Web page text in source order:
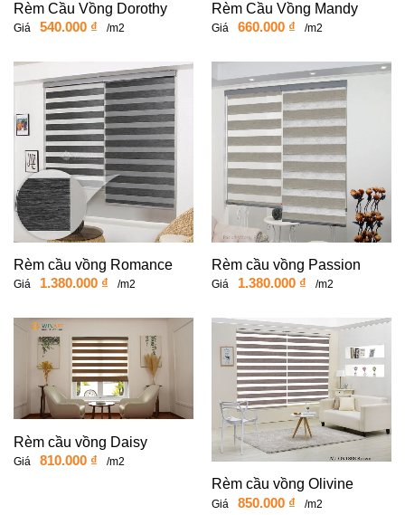
Rèm Cầu Vồng Dorothy
Giá 540.000 ₫ /m2
Rèm Cầu Vồng Mandy
Giá 660.000 ₫ /m2
Rèm cầu vồng Romance
Giá 1.380.000 ₫ /m2
Rèm cầu vồng Passion
Giá 1.380.000 ₫ /m2
Rèm cầu vồng Daisy
Giá 810.000 ₫ /m2
Rèm cầu vồng Olivine
Giá 850.000 ₫ /m2